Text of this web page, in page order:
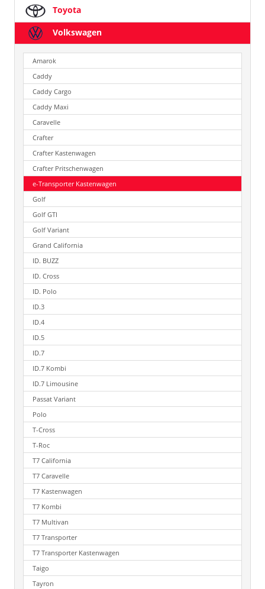
Toyota
Volkswagen
Amarok
Caddy
Caddy Cargo
Caddy Maxi
Caravelle
Crafter
Crafter Kastenwagen
Crafter Pritschenwagen
e-Transporter Kastenwagen
Golf
Golf GTI
Golf Variant
Grand California
ID. BUZZ
ID. Cross
ID. Polo
ID.3
ID.4
ID.5
ID.7
ID.7 Kombi
ID.7 Limousine
Passat Variant
Polo
T-Cross
T-Roc
T7 California
T7 Caravelle
T7 Kastenwagen
T7 Kombi
T7 Multivan
T7 Transporter
T7 Transporter Kastenwagen
Taigo
Tayron